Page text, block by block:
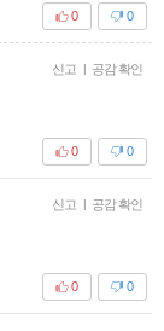
0
0
신고 | 공감 확인
0
0
신고 | 공감 확인
0
0